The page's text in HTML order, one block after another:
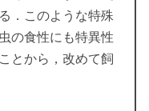
．このような特殊
の食性にも特異性
とから，改めて飼